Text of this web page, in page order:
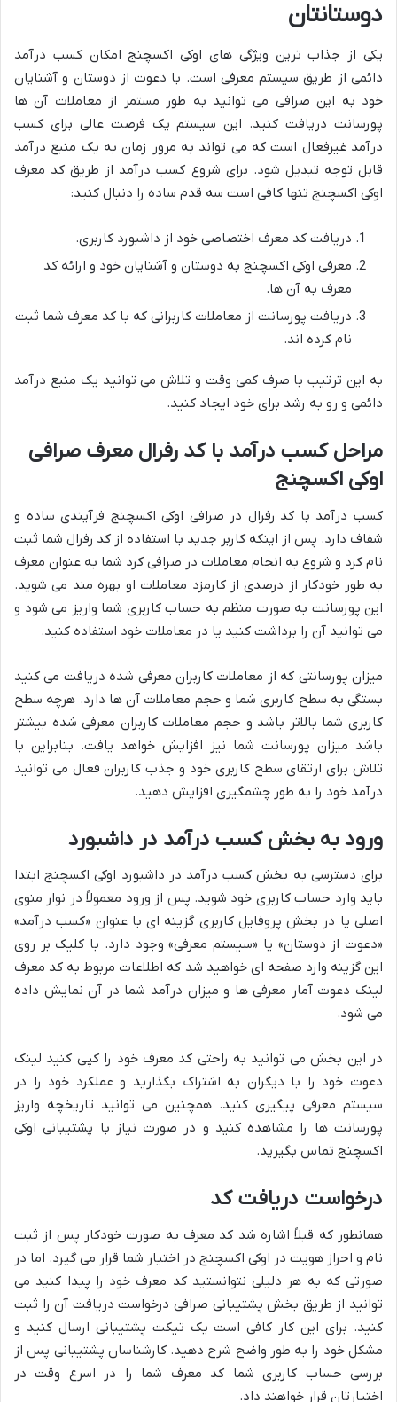
دوستانتان
یکی از جذاب ترین ویژگی های اوکی اکسچنج امکان کسب درآمد
دائمی از طریق سیستم معرفی است. با دعوت از دوستان و آشنایان
خود به این صرافی می توانید به طور مستمر از معاملات آن ها
پورسانت دریافت کنید. این سیستم یک فرصت عالی برای کسب
درآمد غیرفعال است که می تواند به مرور زمان به یک منبع درآمد
قابل توجه تبدیل شود. برای شروع کسب درآمد از طریق کد معرف
اوکی اکسچنج تنها کافی است سه قدم ساده را دنبال کنید:
دریافت کد معرف اختصاصی خود از داشبورد کاربری.
معرفی اوکی اکسچنج به دوستان و آشنایان خود و ارائه کد
معرف به آن ها.
دریافت پورسانت از معاملات کاربرانی که با کد معرف شما ثبت
نام کرده اند.
به این ترتیب با صرف کمی وقت و تلاش می توانید یک منبع درآمد
دائمی و رو به رشد برای خود ایجاد کنید.
مراحل کسب درآمد با کد رفرال معرف صرافی
اوکی اکسچنج
کسب درآمد با کد رفرال در صرافی اوکی اکسچنج فرآیندی ساده و
شفاف دارد. پس از اینکه کاربر جدید با استفاده از کد رفرال شما ثبت
نام کرد و شروع به انجام معاملات در صرافی کرد شما به عنوان معرف
به طور خودکار از درصدی از کارمزد معاملات او بهره مند می شوید.
این پورسانت به صورت منظم به حساب کاربری شما واریز می شود و
می توانید آن را برداشت کنید یا در معاملات خود استفاده کنید.
میزان پورسانتی که از معاملات کاربران معرفی شده دریافت می کنید
بستگی به سطح کاربری شما و حجم معاملات آن ها دارد. هرچه سطح
کاربری شما بالاتر باشد و حجم معاملات کاربران معرفی شده بیشتر
باشد میزان پورسانت شما نیز افزایش خواهد یافت. بنابراین با
تلاش برای ارتقای سطح کاربری خود و جذب کاربران فعال می توانید
درآمد خود را به طور چشمگیری افزایش دهید.
ورود به بخش کسب درآمد در داشبورد
برای دسترسی به بخش کسب درآمد در داشبورد اوکی اکسچنج ابتدا
باید وارد حساب کاربری خود شوید. پس از ورود معمولاً در نوار منوی
اصلی یا در بخش پروفایل کاربری گزینه ای با عنوان «کسب درآمد»
«دعوت از دوستان» یا «سیستم معرفی» وجود دارد. با کلیک بر روی
این گزینه وارد صفحه ای خواهید شد که اطلاعات مربوط به کد معرف
لینک دعوت آمار معرفی ها و میزان درآمد شما در آن نمایش داده
می شود.
در این بخش می توانید به راحتی کد معرف خود را کپی کنید لینک
دعوت خود را با دیگران به اشتراک بگذارید و عملکرد خود را در
سیستم معرفی پیگیری کنید. همچنین می توانید تاریخچه واریز
پورسانت ها را مشاهده کنید و در صورت نیاز با پشتیبانی اوکی
اکسچنج تماس بگیرید.
درخواست دریافت کد
همانطور که قبلاً اشاره شد کد معرف به صورت خودکار پس از ثبت
نام و احراز هویت در اوکی اکسچنج در اختیار شما قرار می گیرد. اما در
صورتی که به هر دلیلی نتوانستید کد معرف خود را پیدا کنید می
توانید از طریق بخش پشتیبانی صرافی درخواست دریافت آن را ثبت
کنید. برای این کار کافی است یک تیکت پشتیبانی ارسال کنید و
مشکل خود را به طور واضح شرح دهید. کارشناسان پشتیبانی پس از
بررسی حساب کاربری شما کد معرف شما را در اسرع وقت در
اختیارتان قرار خواهند داد.